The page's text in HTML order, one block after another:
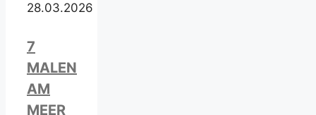
28.03.2026
7
MALEN
AM
MEER